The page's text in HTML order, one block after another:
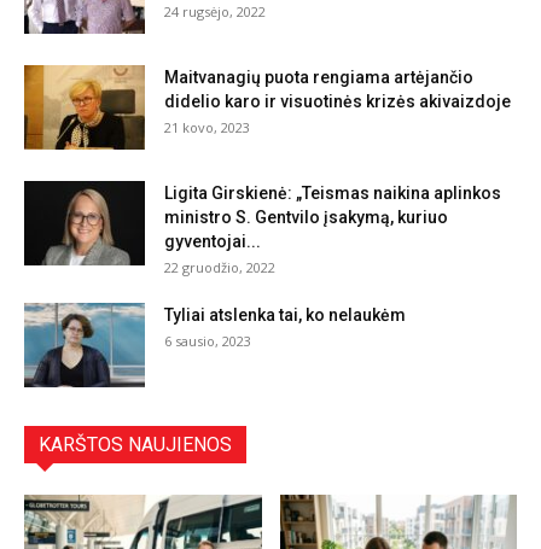
24 rugsėjo, 2022
Maitvanagių puota rengiama artėjančio
didelio karo ir visuotinės krizės akivaizdoje
21 kovo, 2023
Ligita Girskienė: „Teismas naikina aplinkos
ministro S. Gentvilo įsakymą, kuriuo
gyventojai...
22 gruodžio, 2022
Tyliai atslenka tai, ko nelaukėm
6 sausio, 2023
KARŠTOS NAUJIENOS